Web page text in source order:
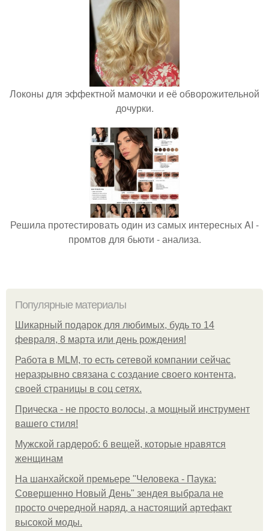
Локоны для эффектной мамочки и её обворожительной
дочурки.
Решила протестировать один из самых интересных AI -
промтов для бьюти - анализа.
Популярные материалы
Шикарный подарок для любимых, будь то 14
февраля, 8 марта или день рождения!
Работа в MLM, то есть сетевой компании сейчас
неразрывно связана с создание своего контента,
своей страницы в соц сетях.
Прическа - не просто волосы, а мощный инструмент
вашего стиля!
Мужской гардероб: 6 вещей, которые нравятся
женщинам
На шанхайской премьере "Человека - Паука:
Совершенно Новый День" зендея выбрала не
просто очередной наряд, а настоящий артефакт
высокой моды.